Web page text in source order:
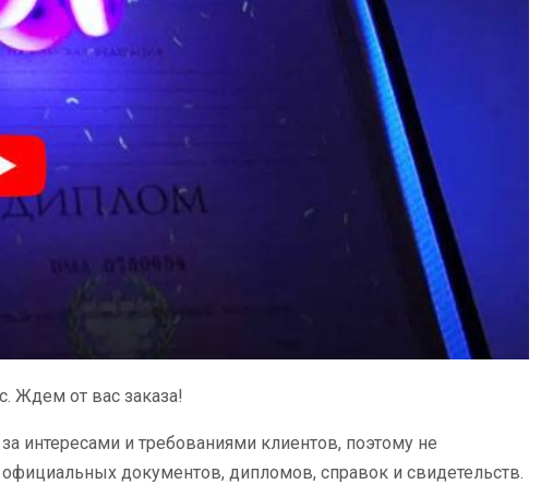
Ждем от вас заказа!
интересами и требованиями клиентов, поэтому не
документов, дипломов, справок и свидетельств.